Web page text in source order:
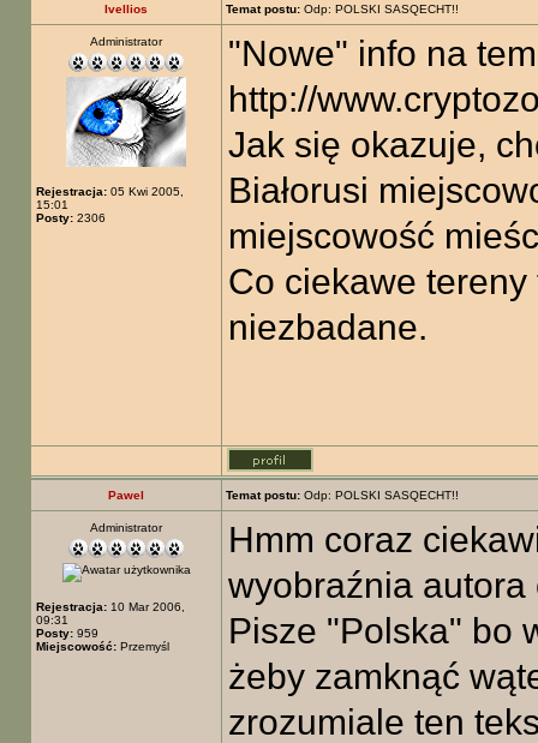
Ivellios Temat postu: Odp: POLSKI SASQECHT!!
Administrator
Rejestracja: 05 Kwi 2005,
15:01
Posty: 2306
"Nowe" info na
http://
Jak się okazuje,
Białorusi
miejscowość
Co ciekawe
niezbadane.
Pawel Temat postu: Odp: POLSKI SASQECHT!!
Administrator
Rejestracja: 10 Mar 2006,
09:31
Posty: 959
Miejscowość: Przemyśl
Hmm coraz
wyobraźnia
Pisze "Polska" bo
żeby zamknąć
zrozumiale ten